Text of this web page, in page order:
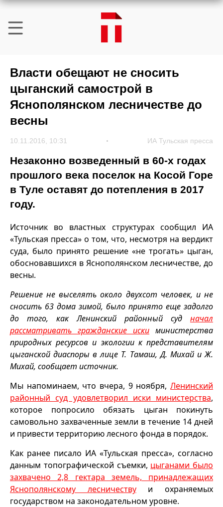
Власти обещают не сносить
цыганский самострой в
Яснополянском лесничестве до
весны
10.11.2016, 10:31 ИА Тульская пресса
Незаконно возведенный в 60-х годах
прошлого века поселок на Косой Горе
в Туле оставят до потепления в 2017
году.
Источник во властных структурах сообщил ИА
«Тульская пресса» о том, что, несмотря на вердикт
суда, было принято решение «не трогать» цыган,
обосновавшихся в Яснополянском лесничестве, до
весны.
Решение не выселять около двухсот человек, и не
сносить 63 дома зимой, было принято еще задолго
до того, как Ленинский районный суд начал
рассматривать гражданские иски министерства
природных ресурсов и экологии к представителям
цыганской диаспоры в лице Т. Тамаш, Д. Михай и Ж.
Михай, сообщает источник.
Мы напоминаем, что вчера, 9 ноября, Ленинский
районный суд удовлетворил иски министерства,
которое попросило обязать цыган покинуть
самовольно захваченные земли в течение 14 дней
и привести территорию лесного фонда в порядок.
Как ранее писало ИА «Тульская пресса», согласно
данным топографической съемки, цыганами было
захвачено 2,8 гектара земель, принадлежащих
Яснополянскому лесничествуи охраняемых
государством на законодательном уровне.